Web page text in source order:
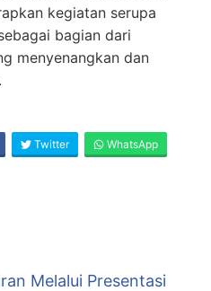
kegiatan serupa
bagian dari
menyenangkan dan
Twitter WhatsApp
Melalui Presentasi